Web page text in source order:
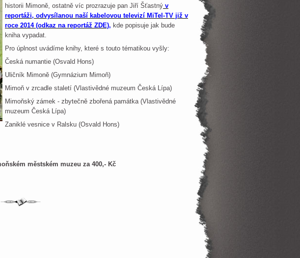
historii Mimoně, ostatně víc prozrazuje pan Jiří Šťastný v
reportáži, odvysílanou naší kabelovou televizí MiTel-TV již v
roce 2014 (odkaz na reportáž ZDE), kde popisuje jak bude
kniha vypadat.
Pro úplnost uvádíme knihy, které s touto tématikou vyšly:
Česká numantie (Osvald Hons)
Uličník Mimoně (Gymnázium Mimoň)
Mimoň v zrcadle staletí (Vlastivědné muzeum Česká Lípa)
Mimoňský zámek - zbytečně zbořená památka (Vlastivědné
muzeum Česká Lípa)
Zaniklé vesnice v Ralsku (Osvald Hons)
městském muzeu za 400,- Kč